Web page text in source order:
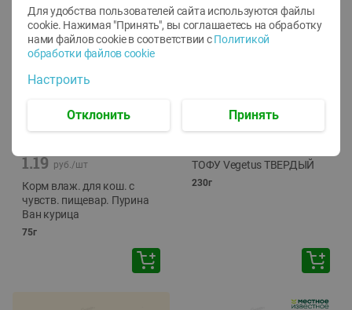
1.19 руб./шт
Корм влаж. для кош. с
чувств. пищевар. Пурина
Ван курица
75г
ТОФУ Vegetus ТВЕРДЫЙ
230г
Для удобства пользователей сайта используются файлы
cookie. Нажимая "Принять", вы соглашаетесь на обработку
нами файлов cookie в соответствии с Политикой
обработки файлов cookie
Настроить
Отклонить Принять